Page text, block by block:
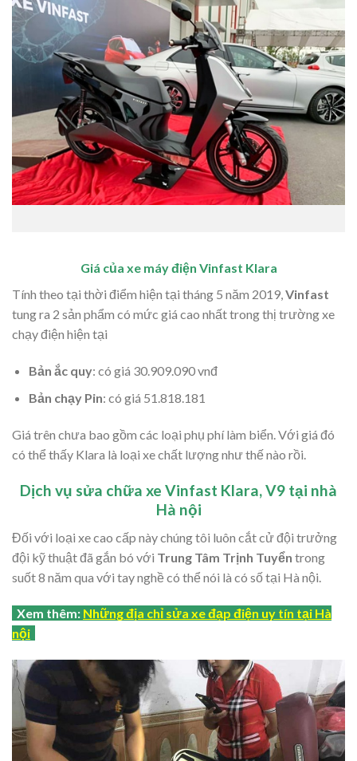
Giá của xe máy điện Vinfast Klara
Tính theo tại thời điểm hiện tại tháng 5 năm 2019,Vinfast
tung ra 2 sản phẩm có mức giá cao nhất trong thị trường xe
chạy điện hiện tại
Bản ắc quy: có giá 30.909.090 vnđ
Bản chạy Pin: có giá 51.818.181
Giá trên chưa bao gồm các loại phụ phí làm biển. Với giá đó
có thể thấy Klara là loại xe chất lượng như thế nào rồi.
Dịch vụ sửa chữa xe Vinfast Klara, V9 tại nhà
Hà nội
Đối với loại xe cao cấp này chúng tôi luôn cắt cử đội trưởng
đội kỹ thuật đã gắn bó với Trung Tâm Trịnh Tuyển trong
suốt 8 năm qua với tay nghề có thể nói là có số tại Hà nội.
Xem thêm: Những địa chỉ sửa xe đạp điện uy tín tại Hà
nội